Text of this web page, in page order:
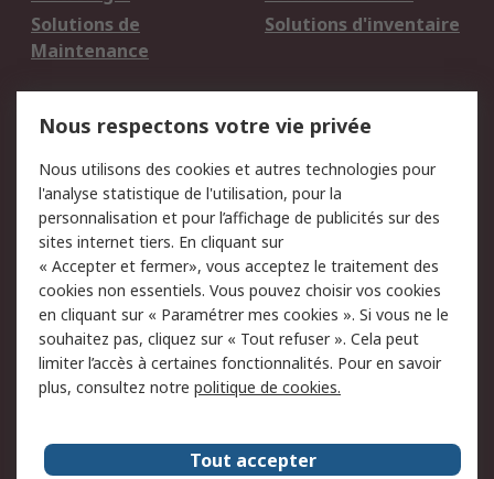
Solutions de
Maintenance
Solutions d'inventaire
du site
Politique de protection
des données - Mise à
jour
Sécurité des E-mails
Conditions générales
de vente
Politique anti-
corruption
Campagnes marketing
A propos de RS
A propos de RS France
Evénements
Le groupe RS Group Plc
Presse
Nous respectons votre vie privée
Nous utilisons des cookies et autres technologies pour
l'analyse statistique de l'utilisation, pour la
personnalisation et pour l’affichage de publicités sur des
sites internet tiers. En cliquant sur
« Accepter et fermer», vous acceptez le traitement des
cookies non essentiels. Vous pouvez choisir vos cookies
en cliquant sur « Paramétrer mes cookies ». Si vous ne le
souhaitez pas, cliquez sur « Tout refuser ». Cela peut
limiter l’accès à certaines fonctionnalités. Pour en savoir
plus, consultez notre politique de cookies.
Tout accepter